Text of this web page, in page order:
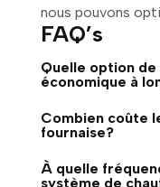
nous pouvons
FAQ’s
Quelle option
économique à
Combien coûte
fournaise?
À quelle
système de